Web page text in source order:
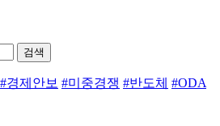
검색
#경제안보 #미중경쟁 #반도체 #ODA